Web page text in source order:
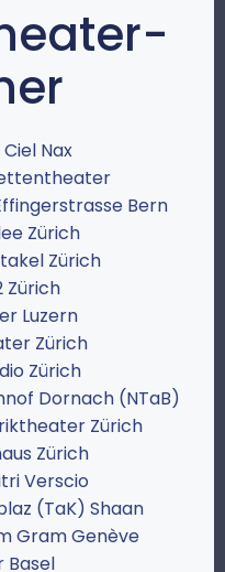
Nax
Bern
Zürich
Zürich
Zürich
Luzern
Zürich
Zürich
Dornach (NTaB)
Zürich
Zürich
Verscio
(TaK) Shaan
Gram Genève
Basel